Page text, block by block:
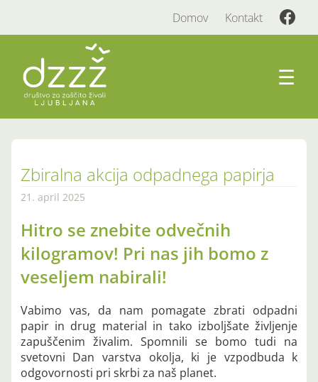
Domov Kontakt
☰
Zbiralna akcija odpadnega papirja
21. april 2025
Hitro se znebite odvečnih
kilogramov! Pri nas jih bomo z
veseljem nabirali!
Vabimo vas, da nam pomagate zbrati odpadni
papir in drug material in tako izboljšate življenje
zapuščenim živalim. Spomnili se bomo tudi na
svetovni Dan varstva okolja, ki je vzpodbuda k
odgovornosti pri skrbi za naš planet.